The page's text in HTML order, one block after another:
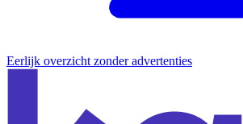
Eerlijk overzicht zonder advertenties